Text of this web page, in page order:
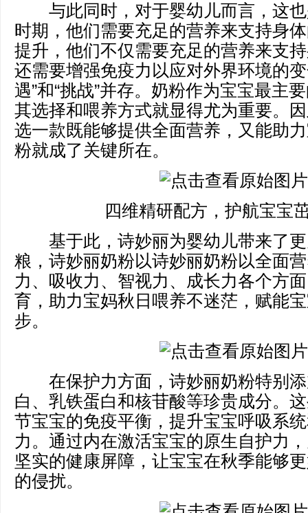
与此同时，对于婴幼儿而言，这也
时期，他们需要充足的营养来支持身
提升，他们不仅需要充足的营养来支
还需要增强免疫力以应对外界环境的
遇”和“挑战”并存。奶粉作为宝宝最主
其选择和喂养方式就显得尤为重要。
选一款既能够提供全面营养，又能助
粉就成了关键所在。
四维精研配方，护航宝宝
基于此，诗妙丽为婴幼儿带来了更
粮，诗妙丽奶粉以诗妙丽奶粉以全面
力、吸收力、智视力、成长力各个方
育，助力宝妈秋日喂养不迷茫，赋能
步。
在保护力方面，诗妙丽奶粉特别添
白、乳铁蛋白和核苷酸等珍贵成分。
节宝宝的免疫平衡，提升宝宝呼吸系
力。通过内在激活宝宝的原生自护力
坚实的健康屏障，让宝宝在秋季能够
的侵扰。